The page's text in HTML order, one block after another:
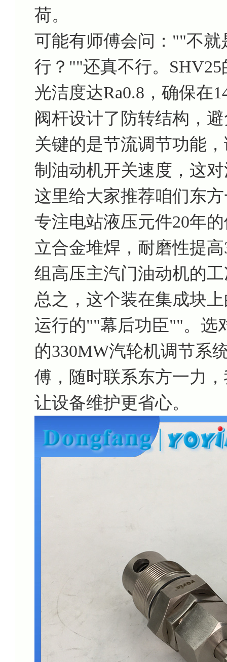
荷。
可能有师傅会问：""不
行？""还真不行。
光洁度达Ra0.8，确保在
阀杆设计了防转结构，
关键的是节流调节功能
制油动机开关速度，这
这里给大家推荐咱们东
专注电站液压元件20年
立合金堆焊，耐磨性提
组高压主汽门油动机的
总之，这个装在集成块
运行的""幕后功臣""。选
的330MW汽轮机调节系
傅，随时联系东方一力
让设备维护更省心。